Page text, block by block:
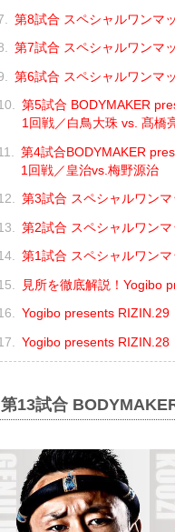
第8試合 スペシャルワンマ
第7試合 スペシャルワンマ
第6試合 スペシャルワンマ
第5試合 BODYMAKER
1回戦／白鳥大珠 vs. 髙橋
第4試合BODYMAKER
1回戦／皇治vs.梅野源治
第3試合 スペシャルワン
第2試合 スペシャルワン
第1試合 スペシャルワン
見所を徹底解説！Yogibo
Yogibo presents RIZIN.29
Yogibo presents RIZIN.28
第13試合